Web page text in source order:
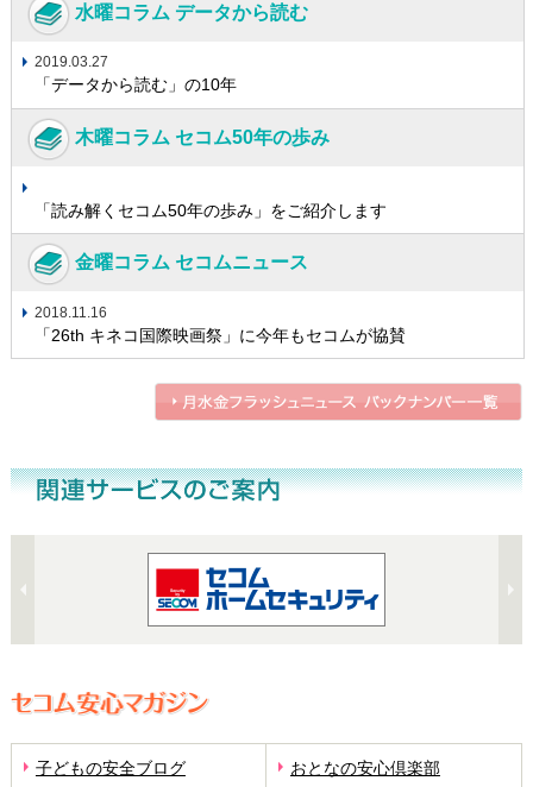
水曜コラム データから読む
2019.03.27
「データから読む」の10年
木曜コラム セコム50年の歩み
「読み解くセコム50年の歩み」をご紹介します
金曜コラム セコムニュース
2018.11.16
「26th キネコ国際映画祭」に今年もセコムが協賛
子どもの安全ブログ おとなの安心倶楽部